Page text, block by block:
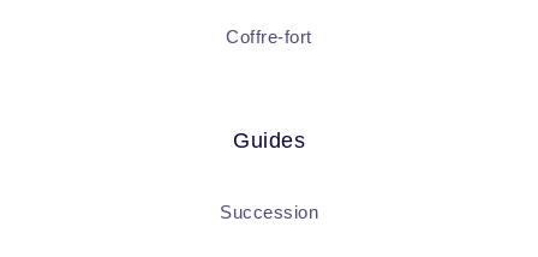
Coffre-fort
Guides
Succession